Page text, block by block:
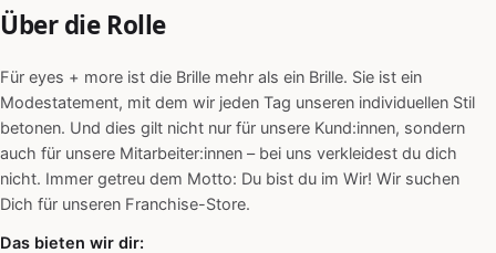
Über die Rolle
Für eyes + more ist die Brille mehr als ein Brille. Sie ist ein
Modestatement, mit dem wir jeden Tag unseren individuellen Stil
betonen. Und dies gilt nicht nur für unsere Kund:innen, sondern
auch für unsere Mitarbeiter:innen – bei uns verkleidest du dich
nicht. Immer getreu dem Motto: Du bist du im Wir! Wir suchen
Dich für unseren Franchise-Store.
Das bieten wir dir: